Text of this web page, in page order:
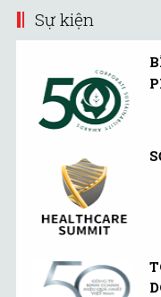
nghiệm cho
ra.
Sự kiện